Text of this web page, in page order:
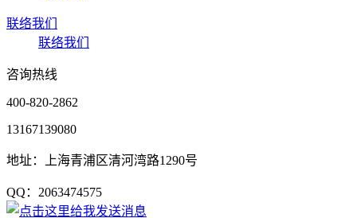
联络我们
联络我们
咨询热线
400-820-2862
13167139080
地址：上海青浦区清河湾路1290号
QQ：2063474575